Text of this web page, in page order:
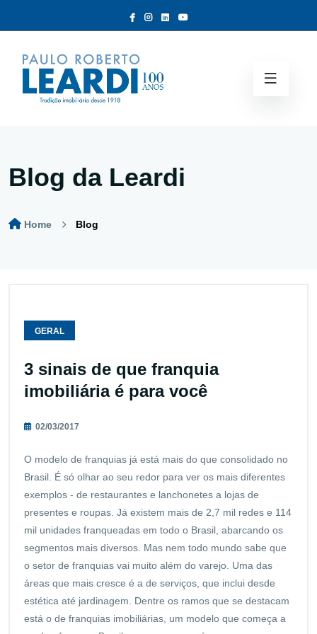
Blog da Leardi
Home Blog
GERAL
3 sinais de que franquia
imobiliária é para você
02/03/2017
O modelo de franquias já está mais do que consolidado no
Brasil. É só olhar ao seu redor para ver os mais diferentes
exemplos - de restaurantes e lanchonetes a lojas de
presentes e roupas. Já existem mais de 2,7 mil redes e 114
mil unidades franqueadas em todo o Brasil, abarcando os
segmentos mais diversos. Mas nem todo mundo sabe que
o setor de franquias vai muito além do varejo. Uma das
áreas que mais cresce é a de serviços, que inclui desde
estética até jardinagem. Dentre os ramos que se destacam
está o de franquias imobiliárias, um modelo que começa a